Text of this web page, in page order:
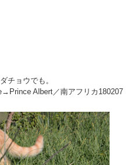
チョウでも。
Albert／南アフリカ180207